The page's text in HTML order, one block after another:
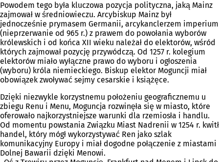
Powodem tego była kluczowa pozycja polityczna, jaką Mainz
zajmował w średniowieczu. Arcybiskup Mainz był
jednocześnie prymasem Germanii, arcykanclerzem imperium
(nieprzerwanie od 965 r.) z prawem do powołania wyborów
królewskich i od końca XII wieku należał do elektorów, wśród
których zajmował pozycję przywódczą. Od 1257 r. kolegium
elektorów miało wyłączne prawo do wyboru i ogłoszenia
(wyboru) króla niemieckiego. Biskup elektor Moguncji miał
obowiązek zwoływać sejmy cesarskie i książęce.
Dzięki niezwykle korzystnemu położeniu geograficznemu u
zbiegu Renu i Menu, Moguncja rozwinęła się w miasto, które
oferowało najkorzystniejsze warunki dla rzemiosła i handlu.
Od momentu powstania Związku Miast Nadrenii w 1254 r. kwitł
handel, który mógł wykorzystywać Ren jako szlak
komunikacyjny Europy i miał dogodne połączenie z miastami
Dolnej Bawarii dzięki Menowi.